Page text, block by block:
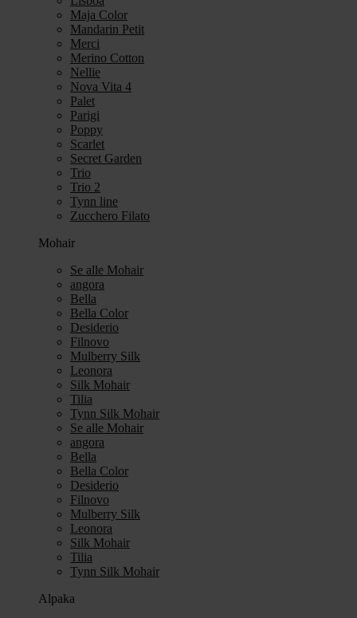
Maja Color
Mandarin Petit
Merci
Merino Cotton
Nellie
Nova Vita 4
Palet
Parigi
Poppy
Scarlet
Secret Garden
Trio
Trio 2
Tynn line
Zucchero Filato
Mohair
Se alle Mohair
angora
Bella
Bella Color
Desiderio
Filnovo
Mulberry Silk
Leonora
Silk Mohair
Tilia
Tynn Silk Mohair
Se alle Mohair
angora
Bella
Bella Color
Desiderio
Filnovo
Mulberry Silk
Leonora
Silk Mohair
Tilia
Tynn Silk Mohair
Alpaka